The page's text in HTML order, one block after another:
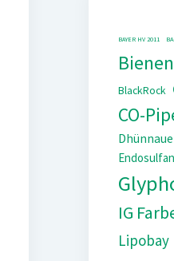
BAYER HV 2011
BlackRock
CO-
Dhünnaue
Endosulfan
IG
Lipobay